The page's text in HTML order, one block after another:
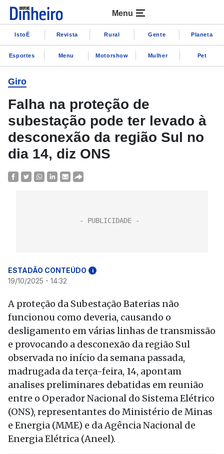
Menu
IstoÉ Revista Rural Gente Planeta
Esportes Menu Motorshow Mulher Pet
Giro
Falha na proteção de
subestação pode ter levado à
desconexão da região Sul no
dia 14, diz ONS
ESTADÃO CONTEÚDO i
19/10/2025 - 14:32
A proteção da Subestação Baterias não
funcionou como deveria, causando o
desligamento em várias linhas de transmissão
e provocando a desconexão da região Sul
observada no início da semana passada,
madrugada da terça-feira, 14, apontam
analises preliminares debatidas em reunião
entre o Operador Nacional do Sistema Elétrico
(ONS), representantes do Ministério de Minas
e Energia (MME) e da Agência Nacional de
Energia Elétrica (Aneel).